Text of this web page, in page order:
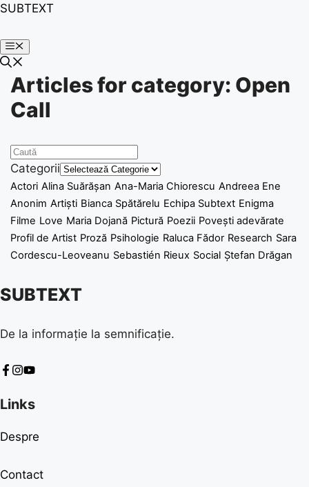
SUBTEXT
Articles for category: Open
Call
Categorii
Actori Alina Suărășan Ana-Maria Chiorescu Andreea Ene
Anonim Artiști Bianca Spătărelu Echipa Subtext Enigma
Filme Love Maria Dojană Pictură Poezii Povești adevărate
Profil de Artist Proză Psihologie Raluca Fădor Research Sara
Cordescu-Leoveanu Sebastién Rieux Social Ștefan Drăgan
SUBTEXT
De la informație la semnificație.
Links
Despre
Contact